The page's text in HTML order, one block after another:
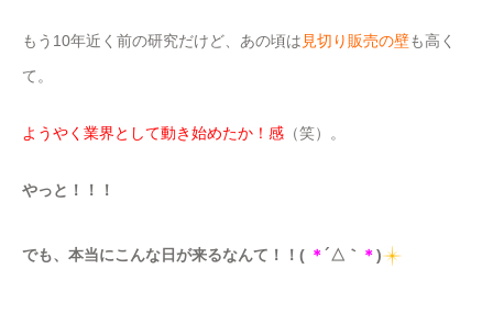
もう10年近く前の研究だけど、あの頃は 見切り販売の壁も高く
て。
ようやく業界として動き始めたか！感 （笑）。
やっと！！！
でも、本当にこんな日が来るなんて！！( ＊´△｀ ＊)